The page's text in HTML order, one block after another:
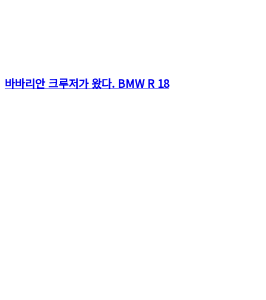
바바리안 크루저가 왔다. BMW R 18